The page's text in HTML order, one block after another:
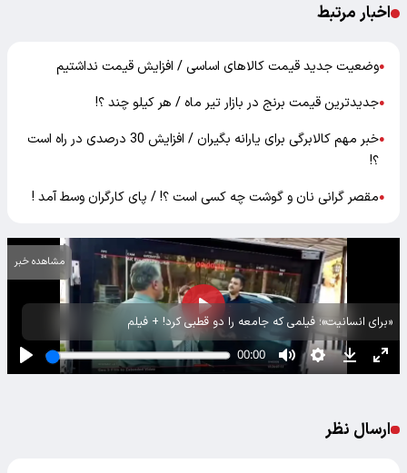
اخبار مرتبط
●وضعیت جدید قیمت کالاهای اساسی / افزایش قیمت نداشتیم
●جدیدترین قیمت برنج در بازار تیر ماه / هر کیلو چند ؟!
●
خبر مهم کالابرگی برای یارانه بگیران / افزایش 30 درصدی در راه است
؟!
●مقصر گرانی نان و گوشت چه کسی است ؟! / پای کارگران وسط آمد !
«برای انسانیت»؛ فیلمی که جامعه را دو قطبی کرد! + فیلم
مشاهده خبر
ارسال نظر